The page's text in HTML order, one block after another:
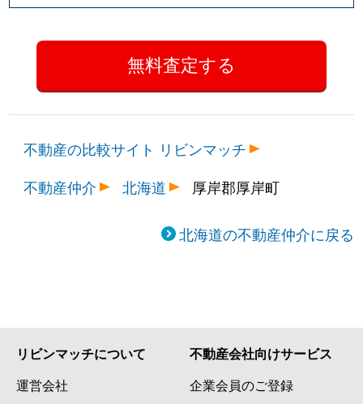
不動産の比較サイト リビンマッチ
不動産仲介
北海道 厚岸郡厚岸町
北海道の不動産仲介に戻る
リビンマッチについて
運営会社
不動産会社向けサービス
企業会員のご登録